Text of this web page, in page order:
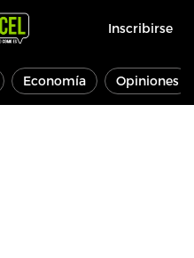
Inscribirse
Economía Opiniones